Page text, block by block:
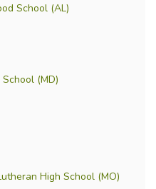
School (AL)
(MD)
High School (MO)